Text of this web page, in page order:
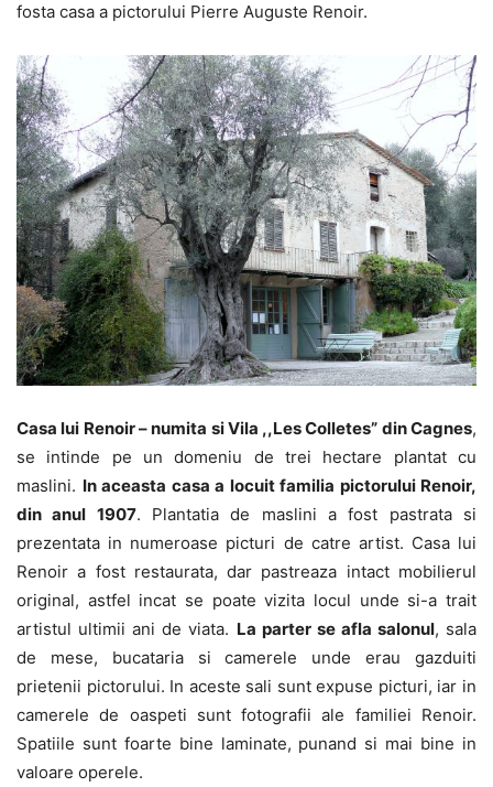
fosta casa a pictorului Pierre Auguste Renoir.
Casa lui Renoir – numita si Vila ,,Les Colletes” din Cagnes,
se intinde pe un domeniu de trei hectare plantat cu
maslini. In aceasta casa a locuit familia pictorului Renoir,
din anul 1907. Plantatia de maslini a fost pastrata si
prezentata in numeroase picturi de catre artist. Casa lui
Renoir a fost restaurata, dar pastreaza intact mobilierul
original, astfel incat se poate vizita locul unde si-a trait
artistul ultimii ani de viata. La parter se afla salonul, sala
de mese, bucataria si camerele unde erau gazduiti
prietenii pictorului. In aceste sali sunt expuse picturi, iar in
camerele de oaspeti sunt fotografii ale familiei Renoir.
Spatiile sunt foarte bine laminate, punand si mai bine in
valoare operele.